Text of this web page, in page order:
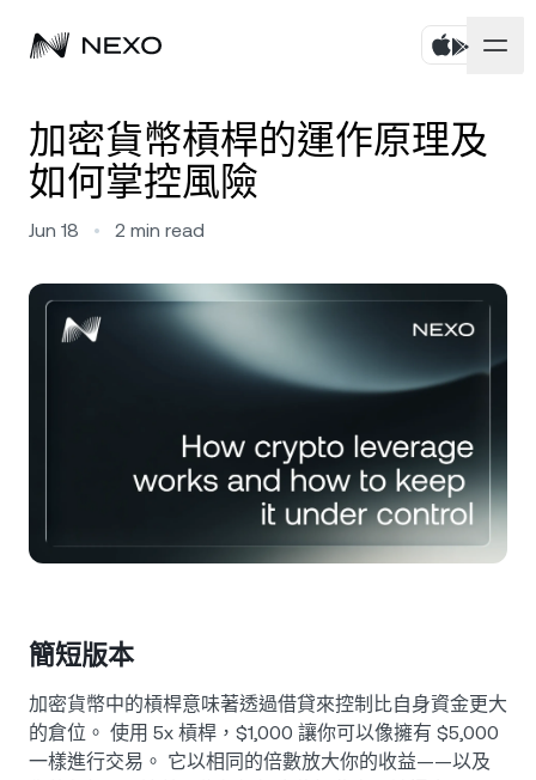
購買資產
彈性儲蓄
定期儲蓄
Nexo Card
私人客戶
商務
Prime Brokerage
Payment Gateway
過去 24 小時市場上漲
Ethereum ETH
0.16%
USD Coin
Polkadot DOT 3.04%
企業
新聞與洞察
加密貨幣槓桿的運作原理及
如何掌控風險
Jun 18 • 2 min read
簡短版本
加密貨幣中的槓桿意味著透過借貸來控制比自身資金更大
的倉位。 使用 5x 槓桿，$1,000 讓你可以像擁有 $5,000
一樣進行交易。 它以相同的倍數放大你的收益——以及